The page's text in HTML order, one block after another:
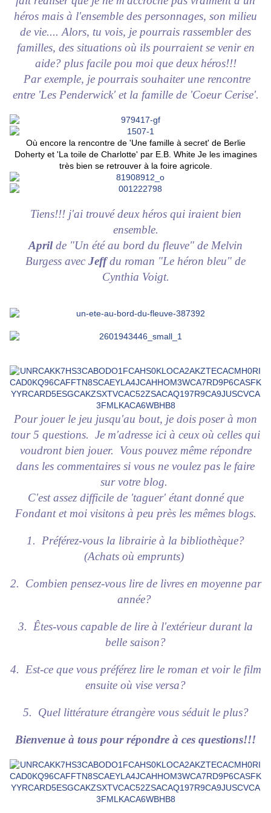
héros mais à l'ensemble des personnages, son milieu
de vie.... Alors, tu vois, je pourrais rassembler des
familles, des situations où ils pourraient se venir en
aide? plus facile pou moi que deux héros!!!
Par exemple, je pourrais souhaiter une rencontre
entre 'Les Penderwick' et la famille de 'Coeur Cerise'.
Où encore la rencontre de 'Une famille à secret' de Berlie
Doherty et 'La toile de Charlotte' par E.B. White Je les imagines
très bien se retrouver à la foire agricole.
Tiens!!! j'ai trouvé deux héros qui iraient bien
ensemble.
Aprilde "Un été au bord du fleuve" de Melvin
Burgess avec Jeffdu roman "Le héron bleu" de
Cynthia Voigt.
Pour jouer le jeu jusqu'au bout, je dois poser à mon
tour 5 questions. Je m'adresse ici à ceux où celles qui
voudront bien jouer. Vous pouvez même répondre
dans les commentaires si vous ne voulez pas le faire
sur votre blog.
C'est assez difficile de 'taguer' étant donné que
Fondant et moi visitons à peu près les mêmes blogs.
1. Préférez-vous la librairie à la bibliothèque?
(Achats où emprunts)
2. Combien pensez-vous lire de livres en moyenne par
année?
3. Êtes-vous capable de lire à l'extérieur durant la
belle saison?
4. Est-ce que vous préférez lire le roman et voir le film
ensuite où vise versa?
5. Quel littérature étrangère vous séduit le plus?
Bienvenue à tous pour répondre à ces questions!!!